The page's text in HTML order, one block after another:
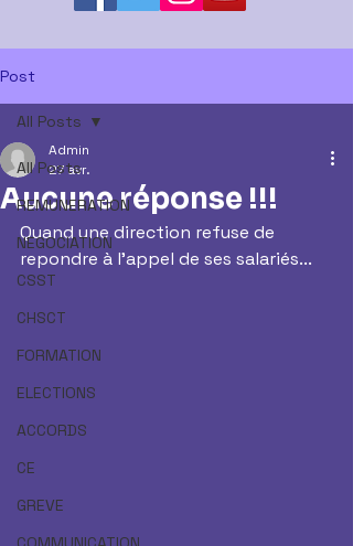
Post
All Posts
REMUNERATION
NEGOCIATION
CSST
CHSCT
FORMATION
ELECTIONS
ACCORDS
CE
GREVE
All Posts
Aucune réponse !!!
Admin
27 avr.
Quand une direction refuse de
repondre à l'appel de ses salariés...